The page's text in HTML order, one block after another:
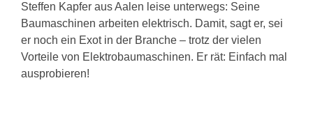
Steffen Kapfer aus Aalen leise unterwegs: Seine
Baumaschinen arbeiten elektrisch. Damit, sagt er, sei
er noch ein Exot in der Branche – trotz der vielen
Vorteile von Elektrobaumaschinen. Er rät: Einfach mal
ausprobieren!